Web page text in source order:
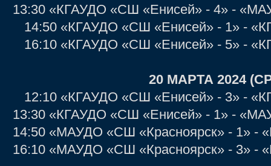
13:30 «КГАУДО «СШ «Енисей» - 4» -
14:50 «КГАУДО «СШ «Енисей» - 1» -
16:10 «КГАУДО «СШ «Енисей» - 5» -
20 МАРТА 2024
12:10 «КГАУДО «СШ «Енисей» - 3» -
13:30 «КГАУДО «СШ «Енисей» - 1» -
14:50 «МАУДО «СШ «Красноярск» - 1» -
16:10 «МАУДО «СШ «Красноярск» - 3» -